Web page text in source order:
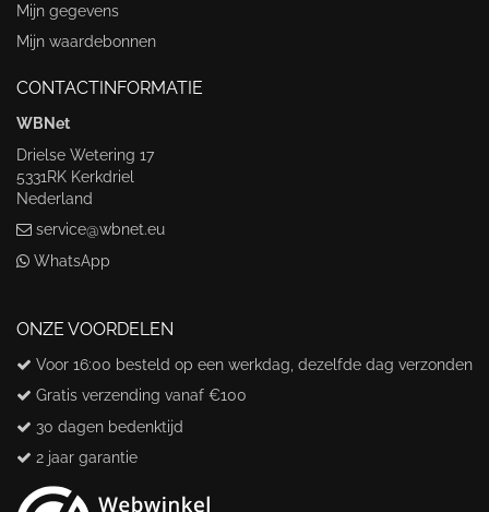
Mijn gegevens
Mijn waardebonnen
CONTACTINFORMATIE
WBNet
Drielse Wetering 17
5331RK Kerkdriel
Nederland
service@wbnet.eu
WhatsApp
ONZE VOORDELEN
Voor 16:00 besteld op een werkdag, dezelfde dag verzonden
Gratis verzending vanaf €100
30 dagen bedenktijd
2 jaar garantie